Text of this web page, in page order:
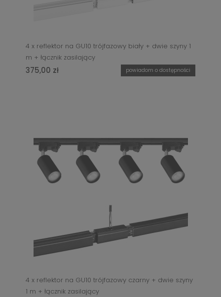
4 x reflektor na GU10 trójfazowy biały + dwie szyny 1
m + łącznik zasilający
375,00 zł powiadom o dostępności
4 x reflektor na GU10 trójfazowy czarny + dwie szyny
1 m + łącznik zasilający